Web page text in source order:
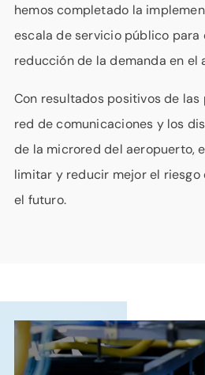
hemos completado la
escala de servicio público para
reducción de la demanda en el
Con resultados positivos de
red de comunicaciones y los
de la microred del aeropuerto,
limitar y reducir mejor el
el futuro.